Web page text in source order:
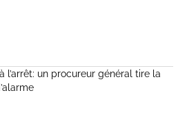
l’arrêt: un procureur général tire la